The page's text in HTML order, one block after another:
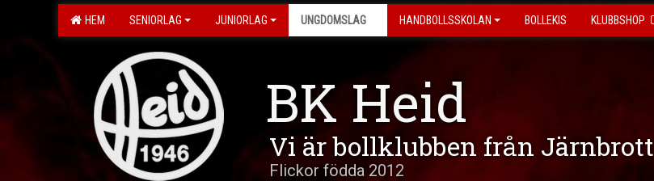
HEM SENIORLAG JUNIORLAG UNGDOMSLAG HANDBOLLSSKOLAN BOLLEKIS KLUBBSHOP
BK Heid
Vi är bollklubben från Järnbrott
Flickor födda 2012